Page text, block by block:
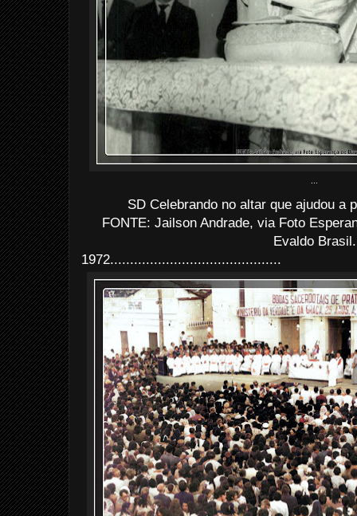
SD Celebrando no altar que ajudou a
FONTE: Jailson Andrade, via Foto
Evaldo Brasil.
1972...........................................